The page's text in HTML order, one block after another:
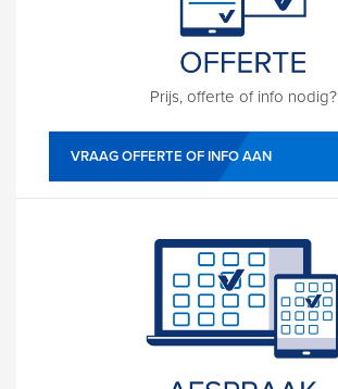
Prijs, offerte of info nodig?
VRAAG OFFERTE OF INFO AAN